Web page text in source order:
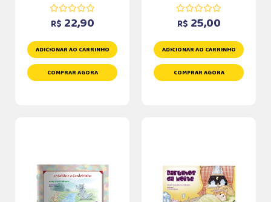
R$ 22,90
ADICIONAR AO CARRINHO
COMPRAR AGORA
R$ 25,00
ADICIONAR AO CARRINHO
COMPRAR AGORA